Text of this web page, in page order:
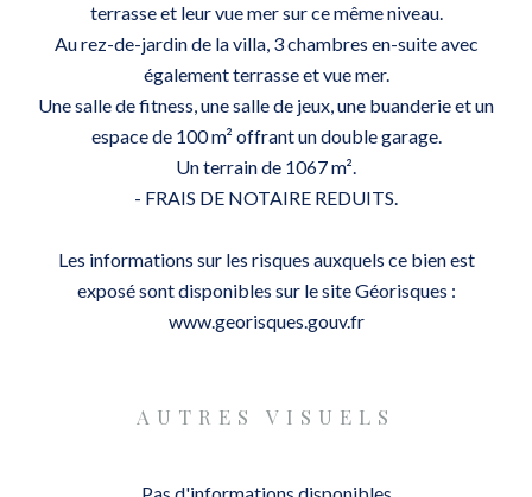
terrasse et leur vue mer sur ce même niveau.
Au rez-de-jardin de la villa, 3 chambres en-suite avec
également terrasse et vue mer.
Une salle de fitness, une salle de jeux, une buanderie et un
espace de 100 m² offrant un double garage.
Un terrain de 1067 m².
- FRAIS DE NOTAIRE REDUITS.
Les informations sur les risques auxquels ce bien est
exposé sont disponibles sur le site Géorisques :
www.georisques.gouv.fr
AUTRES VISUELS